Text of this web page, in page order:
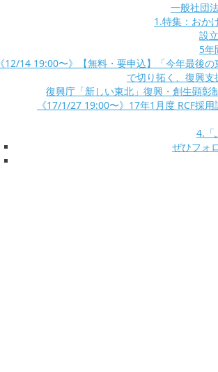
一般社団
1.特集：おか
設
5年
《12/14 19:00〜》【無料・要申込】「今年最後
で切り拓く、復興
復興庁「新しい東北」復興・創生顕
《17/1/27 19:00〜》17年1月度 RCF採
4.「
ぜひフォ